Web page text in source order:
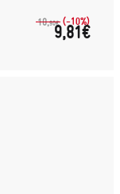
10,90€ (-10%)
9,81€